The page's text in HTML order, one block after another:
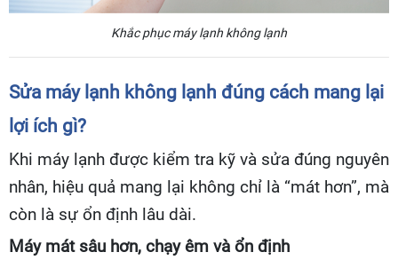
Khắc phục máy lạnh không lạnh
Sửa máy lạnh không lạnh đúng cách mang lại
lợi ích gì?
Khi máy lạnh được kiểm tra kỹ và sửa đúng nguyên
nhân, hiệu quả mang lại không chỉ là “mát hơn”, mà
còn là sự ổn định lâu dài.
Máy mát sâu hơn, chạy êm và ổn định